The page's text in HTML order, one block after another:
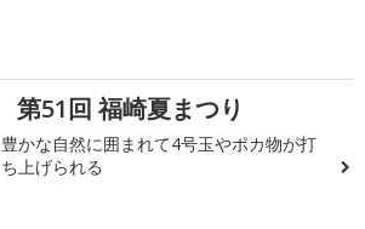
第51回 福崎夏まつり
豊かな自然に囲まれて4号玉やポカ物が打
ち上げられる